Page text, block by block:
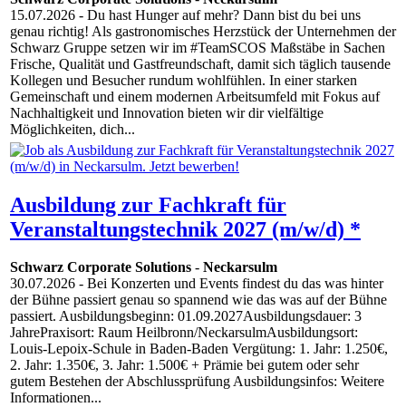
15.07.2026 - Du hast Hunger auf mehr? Dann bist du bei uns
genau richtig! Als gastronomisches Herzstück der Unternehmen der
Schwarz Gruppe setzen wir im #TeamSCOS Maßstäbe in Sachen
Frische, Qualität und Gastfreundschaft, damit sich täglich tausende
Kollegen und Besucher rundum wohlfühlen. In einer starken
Gemeinschaft und einem modernen Arbeitsumfeld mit Fokus auf
Nachhaltigkeit und Innovation bieten wir dir vielfältige
Möglichkeiten, dich...
Ausbildung zur Fachkraft für
Veranstaltungstechnik 2027 (m/w/d) *
Schwarz Corporate Solutions - Neckarsulm
30.07.2026 - Bei Konzerten und Events findest du das was hinter
der Bühne passiert genau so spannend wie das was auf der Bühne
passiert. Ausbildungsbeginn: 01.09.2027Ausbildungsdauer: 3
JahrePraxisort: Raum Heilbronn/NeckarsulmAusbildungsort:
Louis-Lepoix-Schule in Baden-Baden Vergütung: 1. Jahr: 1.250€,
2. Jahr: 1.350€, 3. Jahr: 1.500€ + Prämie bei gutem oder sehr
gutem Bestehen der Abschlussprüfung Ausbildungsinfos: Weitere
Informationen...